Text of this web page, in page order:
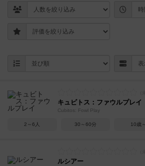
キュビトス：ファウルプレイ
Cubitos: Fowl Play
2～6人 30～60分 10歳～
ルシアー